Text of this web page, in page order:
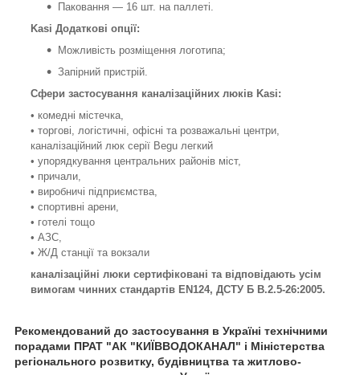
Паковання — 16 шт. на паллеті.
Kasi Додаткові опції:
Можливість розміщення логотипа;
Запірний пристрій.
Сфери застосування каналізаційних люків Kasi:
• комедні містечка,
• торгові, логістичні, офісні та розважальні центри,
каналізаційний люк серії Begu легкий
• упорядкування центральних районів міст,
• причали,
• виробничі підприємства,
• спортивні арени,
• готелі тощо
• АЗС,
• Ж/Д станції та вокзали
каналізаційні люки сертифіковані та відповідають усім
вимогам чинних стандартів EN124, ДСТУ Б В.2.5-26:2005.
Рекомендований до застосування в Україні технічними
порадами ПРАТ "АК "КИЇВВОДОКАНАЛ" і Міністерства
регіонального розвитку, будівництва та житлово-